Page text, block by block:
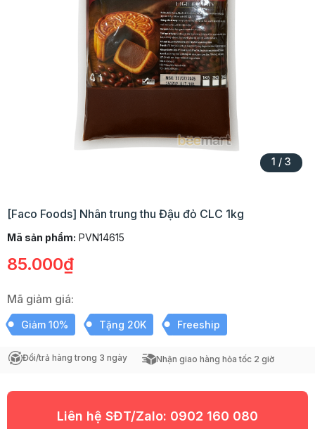
1 / 3
[Faco Foods] Nhân trung thu Đậu đỏ CLC 1kg
Mã sản phẩm: PVN14615
85.000₫
Mã giảm giá:
Giảm 10% Tặng 20K Freeship
Đổi/trả hàng trong 3 ngày Nhận giao hàng hỏa tốc 2 giờ
Liên hệ SĐT/Zalo: 0902 160 080